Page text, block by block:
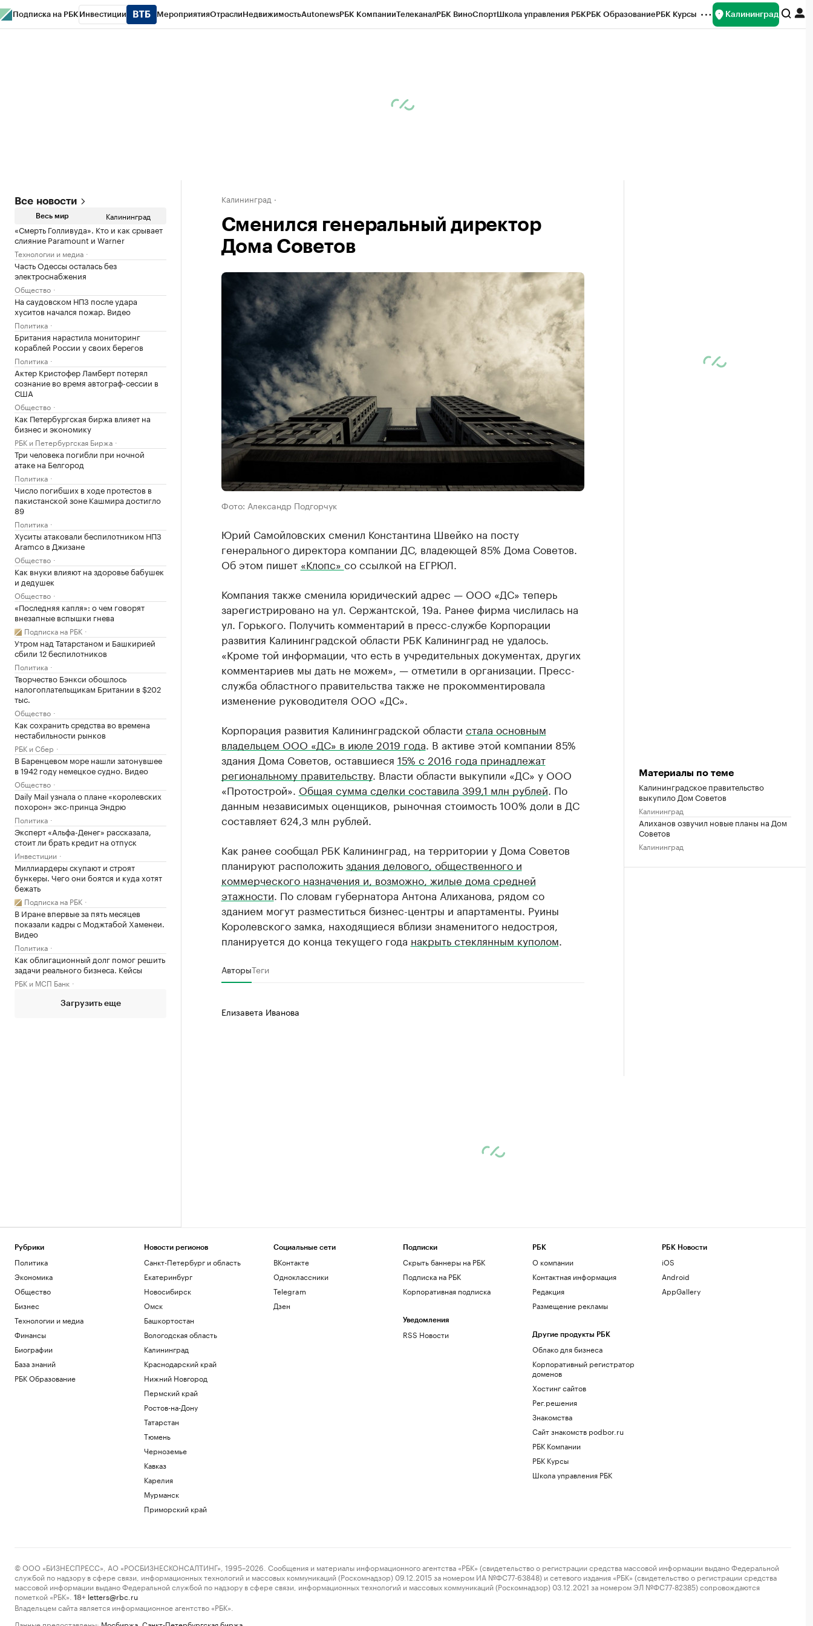
Подписка на РБК Инвестиции МероприятияОтраслиНедвижимостьAutonewsРБК КомпанииТелеканалРБК ВиноСпортШкола управления РБКРБК ОбразованиеРБК Курсы Калининград
Все новости
Весь мир Калининград
«Смерть Голливуда». Кто и как срывает
слияние Paramount и Warner
Технологии и медиа
Часть Одессы осталась без
электроснабжения
Общество
На саудовском НПЗ после удара
хуситов начался пожар. Видео
Политика
Британия нарастила мониторинг
кораблей России у своих берегов
Политика
Актер Кристофер Ламберт потерял
сознание во время автограф-сессии в
США
Общество
Как Петербургская биржа влияет на
бизнес и экономику
РБК и Петербургская Биржа
Три человека погибли при ночной
атаке на Белгород
Политика
Число погибших в ходе протестов в
пакистанской зоне Кашмира достигло
89
Политика
Хуситы атаковали беспилотником НПЗ
Aramco в Джизане
Общество
Как внуки влияют на здоровье бабушек
и дедушек
Общество
«Последняя капля»: о чем говорят
внезапные вспышки гнева
Подписка на РБК
Утром над Татарстаном и Башкирией
сбили 12 беспилотников
Политика
Творчество Бэнкси обошлось
налогоплательщикам Британии в $202
тыс.
Общество
Как сохранить средства во времена
нестабильности рынков
РБК и Сбер
В Баренцевом море нашли затонувшее
в 1942 году немецкое судно. Видео
Общество
Daily Mail узнала о плане «королевских
похорон» экс-принца Эндрю
Политика
Эксперт «Альфа-Денег» рассказала,
стоит ли брать кредит на отпуск
Инвестиции
Миллиардеры скупают и строят
бункеры. Чего они боятся и куда хотят
бежать
Подписка на РБК
В Иране впервые за пять месяцев
показали кадры с Моджтабой Хаменеи.
Видео
Политика
Как облигационный долг помог решить
задачи реального бизнеса. Кейсы
РБК и МСП Банк
Загрузить еще
Калининград
Сменился генеральный директор
Дома Советов
Фото: Александр Подгорчук
Юрий Самойловских сменил Константина Швейко на посту
генерального директора компании ДС, владеющей 85% Дома Советов.
Об этом пишет «Клопс» со ссылкой на ЕГРЮЛ.
Компания также сменила юридический адрес — ООО «ДС» теперь
зарегистрировано на ул. Сержантской, 19а. Ранее фирма числилась на
ул. Горького. Получить комментарий в пресс-службе Корпорации
развития Калининградской области РБК Калининград не удалось.
«Кроме той информации, что есть в учредительных документах, других
комментариев мы дать не можем», — отметили в организации. Пресс-
служба областного правительства также не прокомментировала
изменение руководителя ООО «ДС».
Корпорация развития Калининградской области стала основным
владельцем ООО «ДС» в июле 2019 года . В активе этой компании 85%
здания Дома Советов, оставшиеся 15% с 2016 года принадлежат
региональному правительству. Власти области выкупили «ДС» у ООО
«Протострой». Общая сумма сделки составила 399,1 млн рублей . По
данным независимых оценщиков, рыночная стоимость 100% доли в ДС
составляет 624,3 млн рублей.
Как ранее сообщал РБК Калининград, на территории у Дома Советов
планируют расположитьздания делового, общественного и
коммерческого назначения и, возможно, жилые дома средней
этажности . По словам губернатора Антона Алиханова, рядом со
зданием могут разместиться бизнес-центры и апартаменты. Руины
Королевского замка, находящиеся вблизи знаменитого недостроя,
планируется до конца текущего года накрыть стеклянным куполом
АвторыТеги
Елизавета Иванова
Материалы по теме
Калининградское правительство
выкупило Дом Советов
Калининград
Алиханов озвучил новые планы на Дом
Советов
Калининград
Рубрики
Политика
Экономика
Общество
Бизнес
Технологии и медиа
Финансы
Биографии
База знаний
РБК Образование
Новости регионов
Санкт-Петербург и область
Екатеринбург
Новосибирск
Омск
Башкортостан
Вологодская область
Калининград
Краснодарский край
Нижний Новгород
Пермский край
Ростов-на-Дону
Татарстан
Тюмень
Черноземье
Кавказ
Карелия
Мурманск
Приморский край
Социальные сети
ВКонтакте
Одноклассники
Telegram
Дзен
Подписки
Скрыть баннеры на РБК
Подписка на РБК
Корпоративная подписка
Уведомления
RSS Новости
РБК
О компании
Контактная информация
Редакция
Размещение рекламы
Другие продукты РБК
Облако для бизнеса
Корпоративный регистратор
доменов
Хостинг сайтов
Рег.решения
Знакомства
Сайт знакомств podbor.ru
РБК Компании
РБК Курсы
Школа управления РБК
РБК Новости
iOS
Android
AppGallery
© ООО «БИЗНЕСПРЕСС», АО «РОСБИЗНЕСКОНСАЛТИНГ», 1995–2026. Сообщения и материалы информационного агентства «РБК» (свидетельство о регистрации средства массовой информации выдано Федеральной
службой по надзору в сфере связи, информационных технологий и массовых коммуникаций (Роскомнадзор) 09.12.2015 за номером ИА №ФС77-63848) и сетевого издания «РБК» (свидетельство о регистрации средства
массовой информации выдано Федеральной службой по надзору в сфере связи, информационных технологий и массовых коммуникаций (Роскомнадзор) 03.12.2021 за номером ЭЛ №ФС77-82385) сопровождаются
пометкой «РБК».
18+ letters@rbc.ru
Владельцем сайта является информационное агентство «РБК».